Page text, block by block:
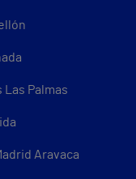
Palmas
Aravaca